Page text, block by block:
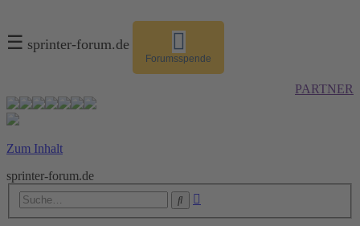
☰ sprinter-forum.de
Forumsspende
PARTNER
Zum Inhalt
sprinter-forum.de
Suche